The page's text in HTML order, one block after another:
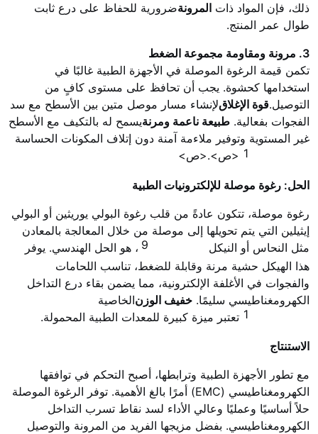
ذلك، فإن المواد ذات المرونةضرورية للحفاظ على درع ثابت
طوال عمر المنتج.
3. مرونة ومقاومة مجموعة الضغط
تكمن قيمة الرغوة الموصلة في الأجهزة الطبية غالبًا في
استخدامها كحشوة. يجب أن تحافظ على مستوى كافٍ من
التوصيل.قوة الإغلاقلإنشاء مسار موصل متين بين الأسطح مع سد
الفجوات بفعالية. طبيعة ناعمة ومرنةيسمح له بالتكيف مع الأسطح
غير المستوية وتوفير ملاءمة آمنة دون إتلاف المكونات الحساسة
1 <ص>.<ص>
الحل: رغوة موصلة للإلكترونيات الطبية
رغوة موصلة، تتكون عادةً من قلب رغوة البولي يوريثين أو البولي
إيثيلين التي يتم تحويلها إلى موصلة من خلال المعالجة بالمعادن
مثل النحاس أو النيكل
9 ، هو الحل الهندسي. يوفر
هذا الهيكل حشية مرنة وقابلة للضغط، تناسب اللحامات
والفجوات في الأغلفة الإلكترونية، مما يضمن بقاء درع التداخل
الكهرومغناطيسي سليمًا. خفيف الوزنالخاصية
1 تعتبر ميزة كبيرة للمعدات الطبية المحمولة.
الاستنتاج
مع تطور الأجهزة الطبية وترابطها، أصبح التحكم في توافقها
الكهرومغناطيسي (EMC) أمرًا بالغ الأهمية. توفر الرغوة الموصلة
حلاً أساسيًا وعمليًا وعالي الأداء لسد نقاط تسرب التداخل
الكهرومغناطيسي. بفضل مزيجها الفريد من المرونة والتوصيل